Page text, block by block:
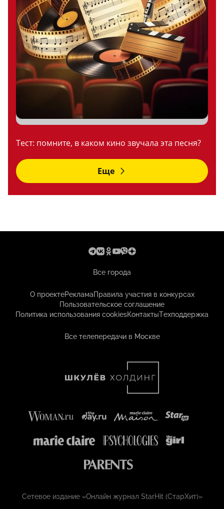
Тест: помните, в каком кино звучала эта песня?
Еще
Все города
О проектеРекламаПравила участия в конкурсах
Пользовательское соглашение
Политика использования cookiesКонтактыТехподдержка
Все телепередачи в Москве
Сетевое издание «Онлайн журнал StarHit (СтарХит)»